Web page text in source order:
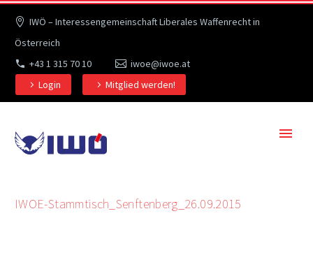
IWÖ – Interessengemeinschaft Liberales Waffenrecht in
Österreich
+43 1 315 70 10
iwoe@iwoe.at
Login
Mitglied werden!
IWOE-Stammtisch_Senftenberg_26.09.2015